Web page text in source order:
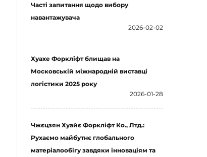
Часті запитання щодо вибору
навантажувача
2026-02-02
Хуахе Форкліфт блищав на
Московській міжнародній виставці
логістики 2025 року
2026-01-28
Чжєцзян Хуайє Форкліфт Ко., Лтд.:
Рухаємо майбутнє глобального
матеріалообігу завдяки інноваціям та